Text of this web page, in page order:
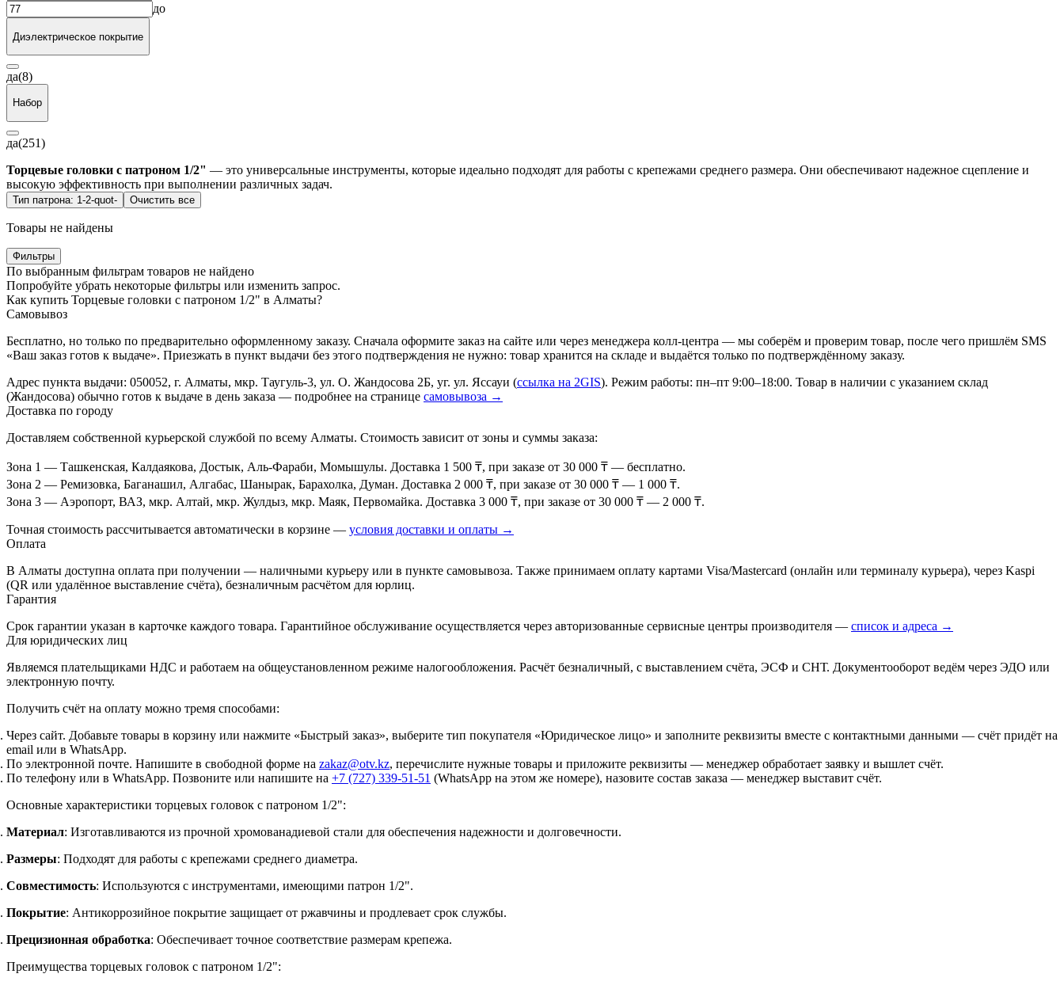
до
Диэлектрическое покрытие
да(8)
Набор
да(251)
Торцевые головки с патроном 1/2" — это универсальные инструменты, которые идеально подходят для работы с крепежами среднего размера. Они обеспечивают надежное сцепление и
высокую эффективность при выполнении различных задач.
Тип патрона: 1-2-quot- Очистить все
Товары не найдены
Фильтры
По выбранным фильтрам товаров не найдено
Попробуйте убрать некоторые фильтры или изменить запрос.
Как купить Торцевые головки с патроном 1/2" в Алматы?
Самовывоз
Бесплатно, но только по предварительно оформленному заказу. Сначала оформите заказ на сайте или через менеджера колл-центра — мы соберём и проверим товар, после чего пришлём SMS
«Ваш заказ готов к выдаче». Приезжать в пункт выдачи без этого подтверждения не нужно: товар хранится на складе и выдаётся только по подтверждённому заказу.
Адрес пункта выдачи: 050052, г. Алматы, мкр. Таугуль-3, ул. О. Жандосова 2Б, уг. ул. Яссауи (ссылка на 2GIS). Режим работы: пн–пт 9:00–18:00. Товар в наличии с указанием склад
(Жандосова) обычно готов к выдаче в день заказа — подробнее на странице самовывоза →
Доставка по городу
Доставляем собственной курьерской службой по всему Алматы. Стоимость зависит от зоны и суммы заказа:
Зона 1 — Ташкенская, Калдаякова, Достык, Аль-Фараби, Момышулы. Доставка 1 500 ₸, при заказе от 30 000 ₸ — бесплатно.
Зона 2 — Ремизовка, Баганашил, Алгабас, Шанырак, Барахолка, Думан. Доставка 2 000 ₸, при заказе от 30 000 ₸ — 1 000 ₸.
Зона 3 — Аэропорт, ВАЗ, мкр. Алтай, мкр. Жулдыз, мкр. Маяк, Первомайка. Доставка 3 000 ₸, при заказе от 30 000 ₸ — 2 000 ₸.
Точная стоимость рассчитывается автоматически в корзине — условия доставки и оплаты →
Оплата
В Алматы доступна оплата при получении — наличными курьеру или в пункте самовывоза. Также принимаем оплату картами Visa/Mastercard (онлайн или терминалу курьера), через Kaspi
(QR или удалённое выставление счёта), безналичным расчётом для юрлиц.
Гарантия
Срок гарантии указан в карточке каждого товара. Гарантийное обслуживание осуществляется через авторизованные сервисные центры производителя — список и адреса →
Для юридических лиц
Являемся плательщиками НДС и работаем на общеустановленном режиме налогообложения. Расчёт безналичный, с выставлением счёта, ЭСФ и СНТ. Документооборот ведём через ЭДО или
электронную почту.
Получить счёт на оплату можно тремя способами:
Через сайт. Добавьте товары в корзину или нажмите «Быстрый заказ», выберите тип покупателя «Юридическое лицо» и заполните реквизиты вместе с контактными данными — счёт придёт на
email или в WhatsApp.
По электронной почте. Напишите в свободной форме на zakaz@otv.kz, перечислите нужные товары и приложите реквизиты — менеджер обработает заявку и вышлет счёт.
По телефону или в WhatsApp. Позвоните или напишите на +7 (727) 339-51-51 (WhatsApp на этом же номере), назовите состав заказа — менеджер выставит счёт.
Основные характеристики торцевых головок с патроном 1/2":
Материал: Изготавливаются из прочной хромованадиевой стали для обеспечения надежности и долговечности.
Размеры: Подходят для работы с крепежами среднего диаметра.
Совместимость: Используются с инструментами, имеющими патрон 1/2".
Покрытие: Антикоррозийное покрытие защищает от ржавчины и продлевает срок службы.
Прецизионная обработка: Обеспечивает точное соответствие размерам крепежа.
Преимущества торцевых головок с патроном 1/2":